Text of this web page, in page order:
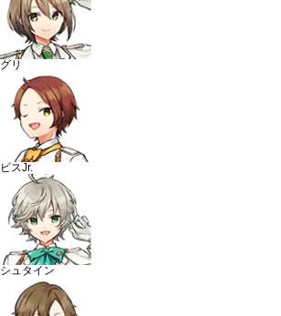
グリ
ビスJr.
シュタイン